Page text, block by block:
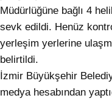
Müdürlüğüne bağlı 4
sevk edildi. Henüz
yerleşim yerlerine
belirtildi.
İzmir Büyükşehir
medya hesabından